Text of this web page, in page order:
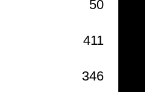
50
411
346